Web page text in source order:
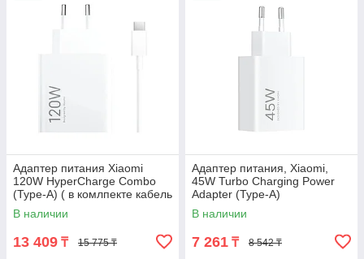
Адаптер питания Xiaomi
120W HyperCharge Combo
(Type-A) ( в комлпекте кабель
Type-c)
В наличии
13 409 ₸ 15 775 ₸
Адаптер питания, Xiaomi,
45W Turbo Charging Power
Adapter (Type-A)
В наличии
7 261 ₸ 8 542 ₸